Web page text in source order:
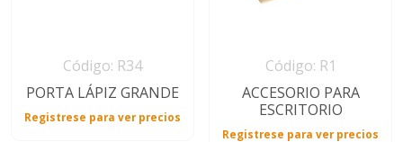
Código: R34
PORTA LÁPIZ GRANDE
Registrese para ver precios
Código: R1
ACCESORIO PARA
ESCRITORIO
Registrese para ver precios